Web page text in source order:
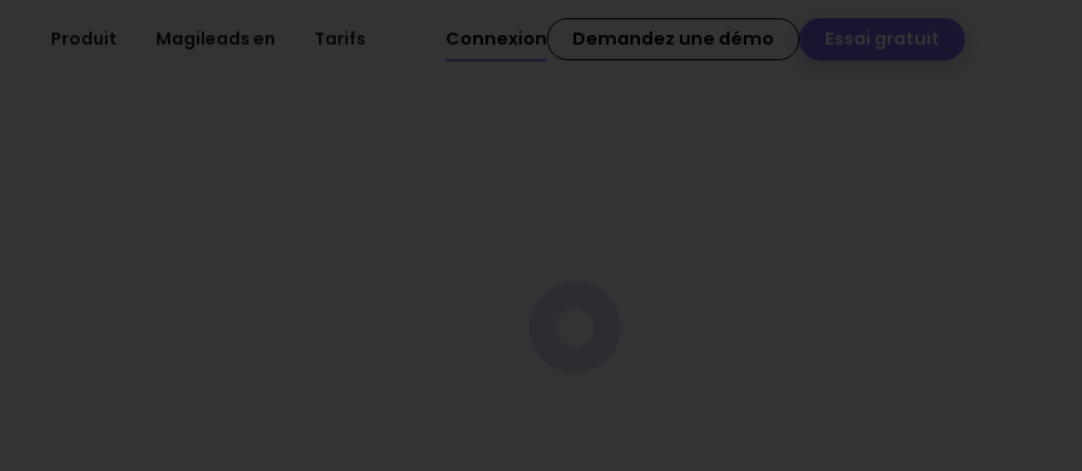
Produit Magileads en Tarifs Connexion Demandez une démo Essai gratuit